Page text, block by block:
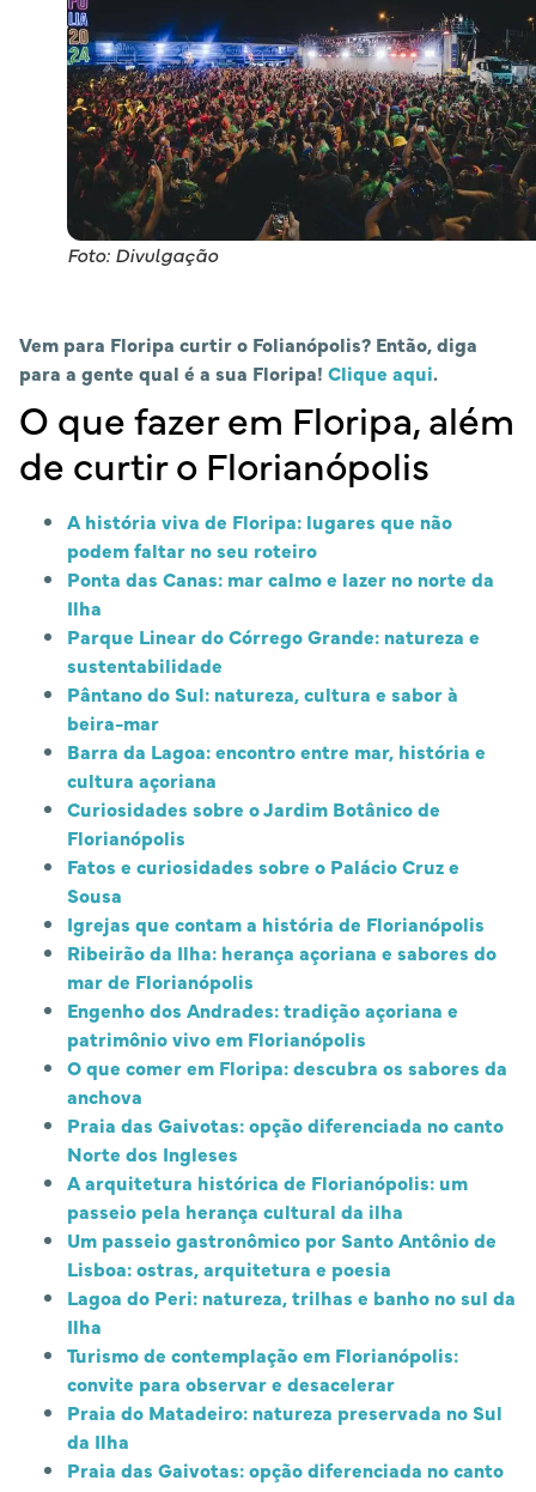
Foto: Divulgação
Vem para Floripa curtir o Folianópolis? Então, diga
para a gente qual é a sua Floripa! Clique aqui.
O que fazer em Floripa, além
de curtir o Florianópolis
A história viva de Floripa: lugares que não
podem faltar no seu roteiro
Ponta das Canas: mar calmo e lazer no norte da
Ilha
Parque Linear do Córrego Grande: natureza e
sustentabilidade
Pântano do Sul: natureza, cultura e sabor à
beira-mar
Barra da Lagoa: encontro entre mar, história e
cultura açoriana
Curiosidades sobre o Jardim Botânico de
Florianópolis
Fatos e curiosidades sobre o Palácio Cruz e
Sousa
Igrejas que contam a história de Florianópolis
Ribeirão da Ilha: herança açoriana e sabores do
mar de Florianópolis
Engenho dos Andrades: tradição açoriana e
patrimônio vivo em Florianópolis
O que comer em Floripa: descubra os sabores da
anchova
Praia das Gaivotas: opção diferenciada no canto
Norte dos Ingleses
A arquitetura histórica de Florianópolis: um
passeio pela herança cultural da ilha
Um passeio gastronômico por Santo Antônio de
Lisboa: ostras, arquitetura e poesia
Lagoa do Peri: natureza, trilhas e banho no sul da
Ilha
Turismo de contemplação em Florianópolis:
convite para observar e desacelerar
Praia do Matadeiro: natureza preservada no Sul
da Ilha
Praia das Gaivotas: opção diferenciada no canto